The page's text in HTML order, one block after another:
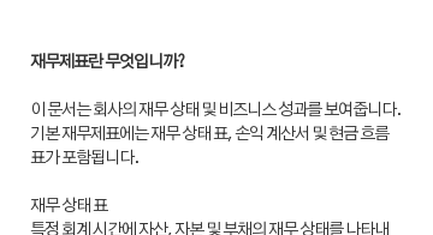
재무제표란 무엇입니까?
이 문서는 회사의 재무 상태 및 비즈니스 성과를 보여줍니다.
기본 재무제표에는 재무 상태 표, 손익 계산서 및 현금 흐름
표가 포함됩니다.
재무 상태 표
특정 회계 시간에 자산, 자본 및 부채의 재무 상태를 나타내